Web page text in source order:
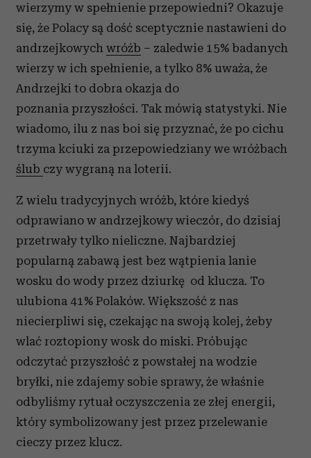
wierzymy w spełnienie przepowiedni? Okazuje
się, że Polacy są dość sceptycznie nastawieni do
andrzejkowych wróżb – zaledwie 15% badanych
wierzy w ich spełnienie, a tylko 8% uważa, że
Andrzejki to dobra okazja do
poznania przyszłości. Tak mówią statystyki. Nie
wiadomo, ilu z nas boi się przyznać, że po cichu
trzyma kciuki za przepowiedziany we wróżbach
ślub czy wygraną na loterii.
Z wielu tradycyjnych wróżb, które kiedyś
odprawiano w andrzejkowy wieczór, do dzisiaj
przetrwały tylko nieliczne. Najbardziej
popularną zabawą jest bez wątpienia lanie
wosku do wody przez dziurkę od klucza. To
ulubiona 41% Polaków. Większość z nas
niecierpliwi się, czekając na swoją kolej, żeby
wlać roztopiony wosk do miski. Próbując
odczytać przyszłość z powstałej na wodzie
bryłki, nie zdajemy sobie sprawy, że właśnie
odbyliśmy rytuał oczyszczenia ze złej energii,
który symbolizowany jest przez przelewanie
cieczy przez klucz.